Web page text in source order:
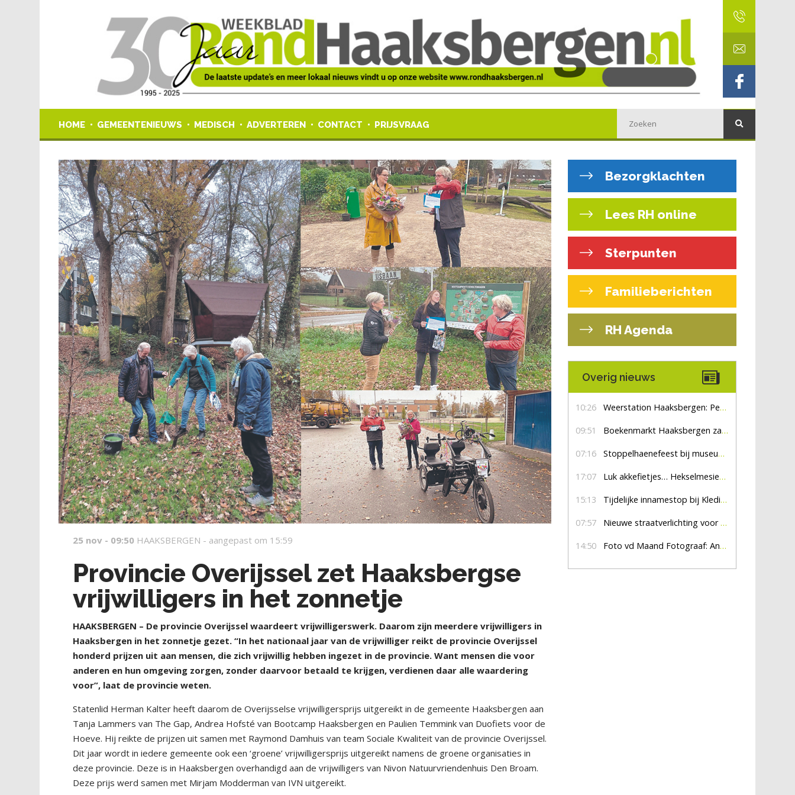
HOME GEMEENTENIEUWS MEDISCH ADVERTEREN CONTACT PRIJSVRAAG
25 nov - 09:50 HAAKSBERGEN - aangepast om 15:59
Provincie Overijssel zet Haaksbergse
vrijwilligers in het zonnetje
HAAKSBERGEN – De provincie Overijssel waardeert vrijwilligerswerk. Daarom zijn meerdere vrijwilligers in
Haaksbergen in het zonnetje gezet. “In het nationaal jaar van de vrijwilliger reikt de provincie Overijssel
honderd prijzen uit aan mensen, die zich vrijwillig hebben ingezet in de provincie. Want mensen die voor
anderen en hun omgeving zorgen, zonder daarvoor betaald te krijgen, verdienen daar alle waardering
voor”, laat de provincie weten.
Statenlid Herman Kalter heeft daarom de Overijsselse vrijwilligersprijs uitgereikt in de gemeente Haaksbergen aan
Tanja Lammers van The Gap, Andrea Hofsté van Bootcamp Haaksbergen en Paulien Temmink van Duofiets voor de
Hoeve. Hij reikte de prijzen uit samen met Raymond Damhuis van team Sociale Kwaliteit van de provincie Overijssel.
Dit jaar wordt in iedere gemeente ook een ‘groene’ vrijwilligersprijs uitgereikt namens de groene organisaties in
deze provincie. Deze is in Haaksbergen overhandigd aan de vrijwilligers van Nivon Natuurvriendenhuis Den Broam.
Deze prijs werd samen met Mirjam Modderman van IVN uitgereikt.
Bezorgklachten
Lees RH online
Sterpunten
Familieberichten
RH Agenda
Overig nieuws
10:26 Weerstation Haaksbergen: Perioden met zon en droog
09:51 Boekenmarkt Haaksbergen zaterdag 8 augustus, marktplein Haaksbergen
07:16 Stoppelhaenefeest bij museum De Lebbenbrugge
17:07 Luk akkefietjes… HekselmesienHarry
15:13 Tijdelijke innamestop bij Kledingbank Stefania
07:57 Nieuwe straatverlichting voor De Veldmaat en De Pas
14:50 Foto vd Maand Fotograaf: Anna Jalving